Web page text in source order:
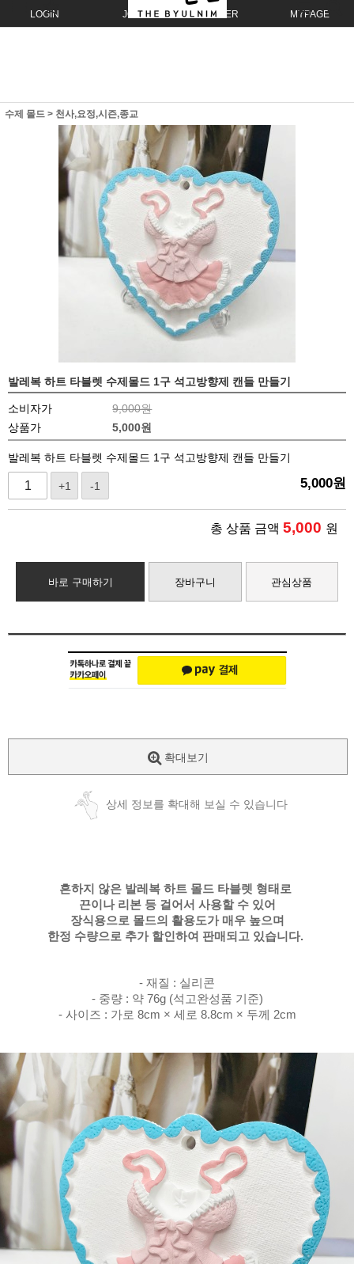
LOGIN JOIN ORDER MYPAGE
수제 몰드 > 천사,요정,시즌,종교
발레복 하트 타블렛 수제몰드 1구 석고방향제 캔들 만들기
소비자가
9,000원
상품가
5,000원
발레복 하트 타블렛 수제몰드 1구 석고방향제 캔들 만들기
+1 -1 5,000원
총 상품 금액 5,000 원
바로 구매하기 장바구니 관심상품
확대보기
상세 정보를 확대해 보실 수 있습니다
흔하지 않은 발레복 하트 몰드 타블렛 형태로
끈이나 리본 등 걸어서 사용할 수 있어
장식용으로 몰드의 활용도가 매우 높으며
한정 수량으로 추가 할인하여 판매되고 있습니다.
- 재질 : 실리콘
- 중량 : 약 76g (석고완성품 기준)
- 사이즈 : 가로 8cm × 세로 8.8cm × 두께 2cm